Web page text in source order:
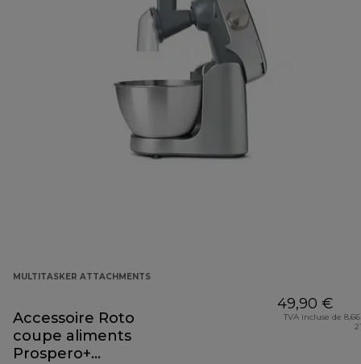
MULTITASKER ATTACHMENTS
Accessoire Roto
coupe aliments
Prospero+
49,90 €
TVA incluse de